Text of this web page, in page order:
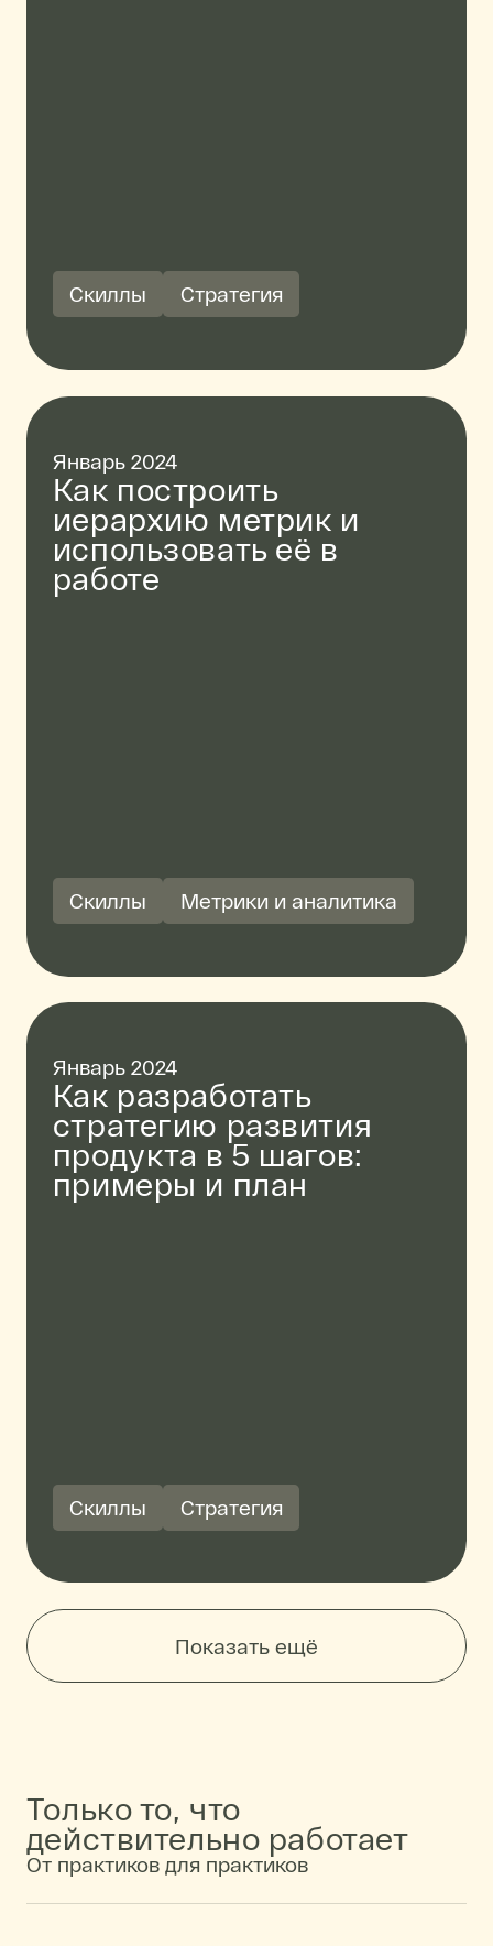
Скиллы Стратегия
Январь 2024
Как построить
иерархию метрик и
использовать её в
работе
Скиллы Метрики и аналитика
Январь 2024
Как разработать
стратегию развития
продукта в 5 шагов:
примеры и план
Скиллы Стратегия
Показать ещё
Страница1
Страница2
Следующая страница
Только то, что
действительно работает
От практиков для практиков